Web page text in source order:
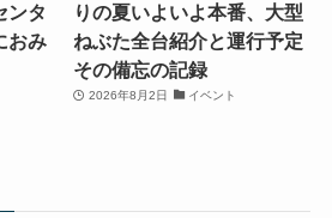
ンタ
おみ
りの夏いよいよ本番、大型
ねぶた全台紹介と運行予定
その備忘の記録
2026年8月2日 イベント